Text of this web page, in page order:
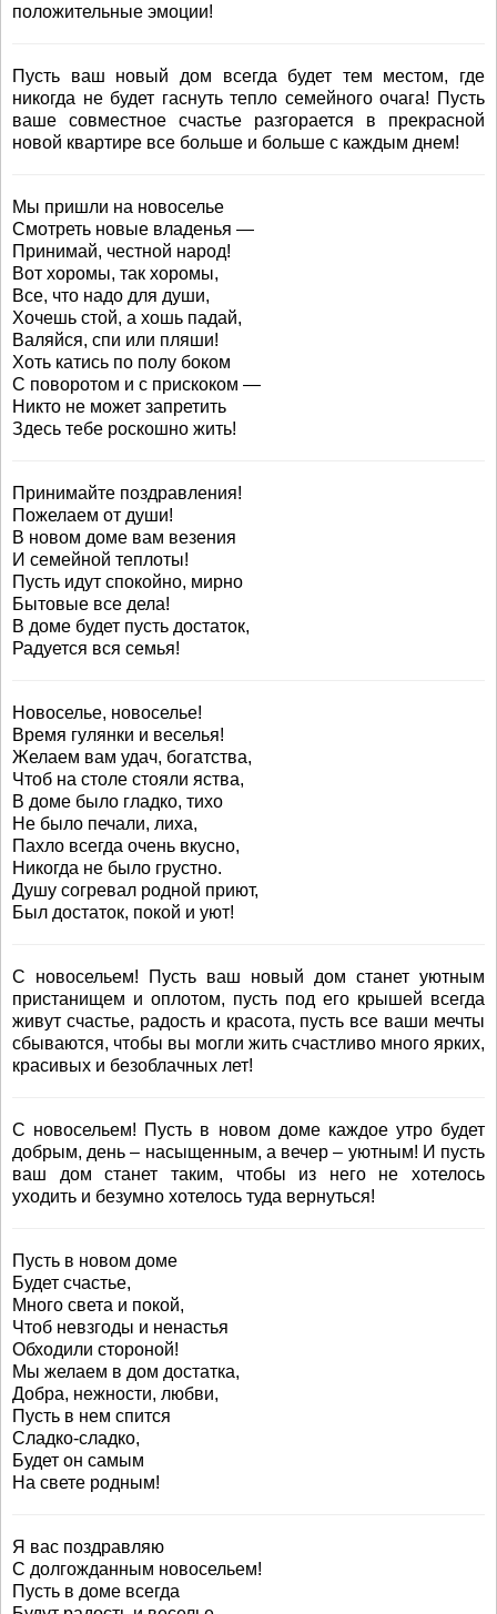
положительные эмоции!
Пусть ваш новый дом всегда будет тем местом, где
никогда не будет гаснуть тепло семейного очага! Пусть
ваше совместное счастье разгорается в прекрасной
новой квартире все больше и больше с каждым днем!
Мы пришли на новоселье
Смотреть новые владенья —
Принимай, честной народ!
Вот хоромы, так хоромы,
Все, что надо для души,
Хочешь стой, а хошь падай,
Валяйся, спи или пляши!
Хоть катись по полу боком
С поворотом и с прискоком —
Никто не может запретить
Здесь тебе роскошно жить!
Принимайте поздравления!
Пожелаем от души!
В новом доме вам везения
И семейной теплоты!
Пусть идут спокойно, мирно
Бытовые все дела!
В доме будет пусть достаток,
Радуется вся семья!
Новоселье, новоселье!
Время гулянки и веселья!
Желаем вам удач, богатства,
Чтоб на столе стояли яства,
В доме было гладко, тихо
Не было печали, лиха,
Пахло всегда очень вкусно,
Никогда не было грустно.
Душу согревал родной приют,
Был достаток, покой и уют!
С новосельем! Пусть ваш новый дом станет уютным
пристанищем и оплотом, пусть под его крышей всегда
живут счастье, радость и красота, пусть все ваши мечты
сбываются, чтобы вы могли жить счастливо много ярких,
красивых и безоблачных лет!
С новосельем! Пусть в новом доме каждое утро будет
добрым, день – насыщенным, а вечер – уютным! И пусть
ваш дом станет таким, чтобы из него не хотелось
уходить и безумно хотелось туда вернуться!
Пусть в новом доме
Будет счастье,
Много света и покой,
Чтоб невзгоды и ненастья
Обходили стороной!
Мы желаем в дом достатка,
Добра, нежности, любви,
Пусть в нем спится
Сладко-сладко,
Будет он самым
На свете родным!
Я вас поздравляю
С долгожданным новосельем!
Пусть в доме всегда